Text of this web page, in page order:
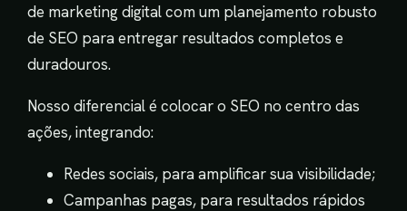
de marketing digital com um planejamento robusto
de SEO para entregar resultados completos e
duradouros.
Nosso diferencial é colocar o SEO no centro das
ações, integrando:
Redes sociais, para amplificar sua visibilidade;
Campanhas pagas, para resultados rápidos